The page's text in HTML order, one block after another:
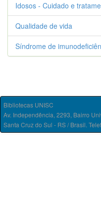
Idosos - Cuidado e
Qualidade de vida
Síndrome de
Bibliotecas UNISC
Av. Independência, 2293, Bairro
Santa Cruz do Sul - RS / Brasil.